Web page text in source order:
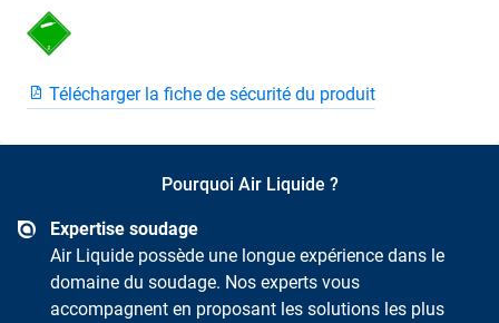
Télécharger la fiche de sécurité du produit
Pourquoi Air Liquide ?
Expertise soudage
Air Liquide possède une longue expérience dans le
domaine du soudage. Nos experts vous
accompagnent en proposant les solutions les plus